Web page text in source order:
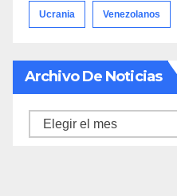
Ucrania Venezolanos
Archivo De Noticias
Archivo